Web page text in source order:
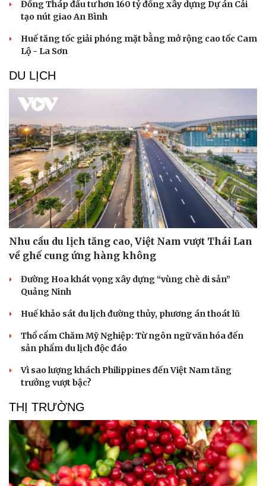
Doanh nghiệp
Thông tin doanh nghiệp
Doanh nghiệp 24h
Doanh nhân
Vì cộng đồng
Sành điệu
Tin Công nghệ
Trải nghiệm
Chuyển đổi số
Đồng Tháp đầu tư hơn 160 tỷ đồng xây dựng Dự án Cải
tạo nút giao An Bình
Huế tăng tốc giải phóng mặt bằng mở rộng cao tốc Cam
Lộ - La Sơn
DU LỊCH
Nhu cầu du lịch tăng cao, Việt Nam vượt Thái Lan
về ghế cung ứng hàng không
Đường Hoa khát vọng xây dựng “vùng chè di sản”
Quảng Ninh
Huế khảo sát du lịch đường thủy, phương án thoát lũ
Thổ cẩm Chăm Mỹ Nghiệp: Từ ngôn ngữ văn hóa đến
sản phẩm du lịch độc đáo
Vì sao lượng khách Philippines đến Việt Nam tăng
trưởng vượt bậc?
THỊ TRƯỜNG